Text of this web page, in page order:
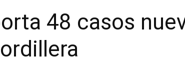
48 casos